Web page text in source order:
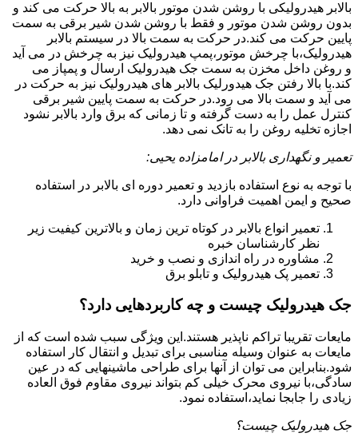
بالابر هیدرولیکی با روشن شدن موتور بالابر به بالا حرکت می کند و
بدون روشن شدن موتور و فقط با روشن شدن شیر برقی به سمت
پایین حرکت می کند.در حرکت به سمت بالا در سیستم بالابر
هیدرولیک،با چرخش موتور،پمپ هیدرولیک نیز به چرخش در می آید
و روغن داخل مخزن به سمت جک هیدرولیک ارسال و پمپاز می
کند.با بالا رفتن جک هیدورلیک بالابر های هیدرولیک نیز به حرکت در
می آید و سمت بالا می رود.در حرکت به سمت پایین شیر برقی
کنترل عمل را به دست گرفته و تا زمانی که برق وارد بالابر نشود
اجازه تخلیه روغن را به تانک نمی دهد.
تعمیر و نگهداری بالابر در امامزاده یحیی:
با توجه به نوع استفاده بازدید و تعمیر دوره ای بالابر در استفاده
صحیح و ایمن اهمیت فراوانی دارد.
تعمیر انواع بالابر در کوتاه ترین زمان و بالاترین کیفیت زیر
نظر کارشناسان خبره
مشاوره در راه اندازی و نصب و خرید
تعمیر پک هیدرولیک و تابلو برق
جک هیدرولیک چیست و چه کاربردهایی دارد؟
مایعات تقریبا تراکم ناپذیر هستند.این ویژگی سبب شده است که از
مایعات به عنوان وسیله مناسبی برای تبدیل و انتقال کار استفاده
شود.بنابراین می توان از آنها برای طراحی ماشینهایی که در عین
سادگی،با نیروی محرک خیلی کم بتواند نیروی مقاوم فوق العاده
زیادی را جابجا نماید،استفاده نمود.
جک هیدرولیک چیست؟